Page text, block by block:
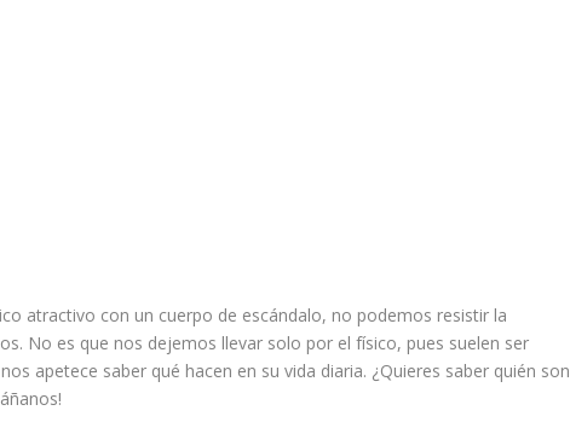
atractivo con un cuerpo de escándalo, no podemos resistir la
No es que nos dejemos llevar solo por el físico, pues suelen ser
apetece saber qué hacen en su vida diaria. ¿Quieres saber quién son